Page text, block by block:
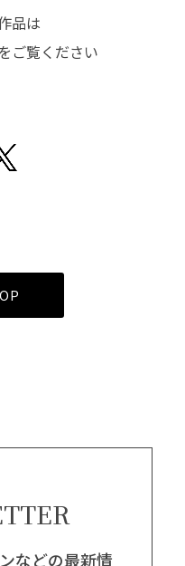
品は
をご覧ください
などの最新情